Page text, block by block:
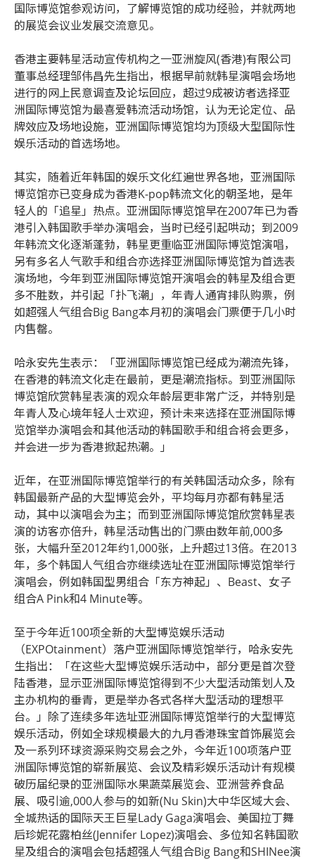
国际博览馆参观访问，了解博览馆的成功经验，并就两地
的展览会议业发展交流意见。
香港主要韩星活动宣传机构之一亚洲旋风(香港)有限公司
董事总经理邹伟昌先生指出，根据早前就韩星演唱会场地
进行的网上民意调查及论坛回应，超过9成被访者选择亚
洲国际博览馆为最喜爱韩流活动场馆，认为无论定位、品
牌效应及场地设施，亚洲国际博览馆均为顶级大型国际性
娱乐活动的首选场地。
其实，随着近年韩国的娱乐文化红遍世界各地，亚洲国际
博览馆亦已变身成为香港K-pop韩流文化的朝圣地，是年
轻人的「追星」热点。亚洲国际博览馆早在2007年已为香
港引入韩国歌手举办演唱会，当时已经引起哄动；到2009
年韩流文化逐渐蓬勃，韩星更重临亚洲国际博览馆演唱，
另有多名人气歌手和组合亦选择亚洲国际博览馆为首选表
演场地，今年到亚洲国际博览馆开演唱会的韩星及组合更
多不胜数，并引起「扑飞潮」，年青人通宵排队购票，例
如超强人气组合Big Bang本月初的演唱会门票便于几小时
内售罄。
哈永安先生表示：「亚洲国际博览馆已经成为潮流先锋，
在香港的韩流文化走在最前，更是潮流指标。到亚洲国际
博览馆欣赏韩星表演的观众年龄层更非常广泛，并特别是
年青人及心境年轻人士欢迎，预计未来选择在亚洲国际博
览馆举办演唱会和其他活动的韩国歌手和组合将会更多，
并会进一步为香港掀起热潮。」
近年，在亚洲国际博览馆举行的有关韩国活动众多，除有
韩国最新产品的大型博览会外，平均每月亦都有韩星活
动，其中以演唱会为主；而到亚洲国际博览馆欣赏韩星表
演的访客亦倍升，韩星活动售出的门票由数年前,000多
张，大幅升至2012年约1,000张，上升超过13倍。在2013
年，多个韩国人气组合亦继续选址在亚洲国际博览馆举行
演唱会，例如韩国型男组合「东方神起」、Beast、女子
组合A Pink和4 Minute等。
至于今年近100项全新的大型博览娱乐活动
（EXPOtainment）落户亚洲国际博览馆举行，哈永安先
生指出：「在这些大型博览娱乐活动中，部分更是首次登
陆香港，显示亚洲国际博览馆得到不少大型活动策划人及
主办机构的垂青，更是举办各式各样大型活动的理想平
台。」除了连续多年选址亚洲国际博览馆举行的大型博览
娱乐活动，例如全球规模最大的九月香港珠宝首饰展览会
及一系列环球资源采购交易会之外，今年近100项落户亚
洲国际博览馆的崭新展览、会议及精彩娱乐活动计有规模
破历届纪录的亚洲国际水果蔬菜展览会、亚洲营养食品
展、吸引逾,000人参与的如新(Nu Skin)大中华区域大会、
全城热话的国际天王巨星Lady Gaga演唱会、美国拉丁舞
后珍妮花露柏丝(Jennifer Lopez)演唱会、多位知名韩国歌
星及组合的演唱会包括超强人气组合Big Bang和SHINee演